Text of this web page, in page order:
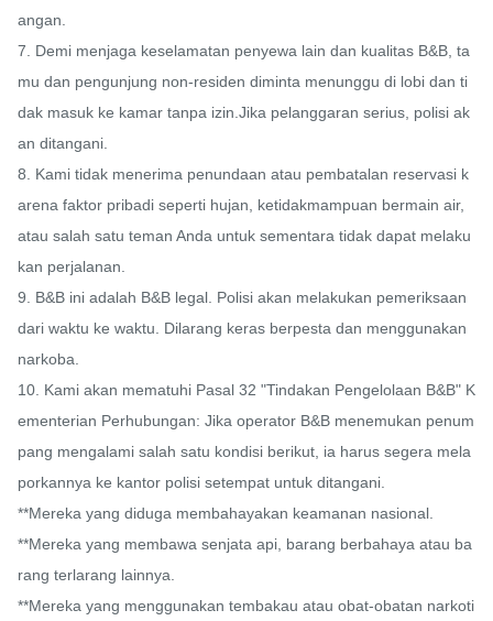
angan.
7. Demi menjaga keselamatan penyewa lain dan kualitas B&B, ta
mu dan pengunjung non-residen diminta menunggu di lobi dan ti
dak masuk ke kamar tanpa izin.Jika pelanggaran serius, polisi ak
an ditangani.
8. Kami tidak menerima penundaan atau pembatalan reservasi k
arena faktor pribadi seperti hujan, ketidakmampuan bermain air,
atau salah satu teman Anda untuk sementara tidak dapat melaku
kan perjalanan.
9. B&B ini adalah B&B legal. Polisi akan melakukan pemeriksaan
dari waktu ke waktu. Dilarang keras berpesta dan menggunakan
narkoba.
10. Kami akan mematuhi Pasal 32 "Tindakan Pengelolaan B&B" K
ementerian Perhubungan: Jika operator B&B menemukan penum
pang mengalami salah satu kondisi berikut, ia harus segera mela
porkannya ke kantor polisi setempat untuk ditangani.
**Mereka yang diduga membahayakan keamanan nasional.
**Mereka yang membawa senjata api, barang berbahaya atau ba
rang terlarang lainnya.
**Mereka yang menggunakan tembakau atau obat-obatan narkoti